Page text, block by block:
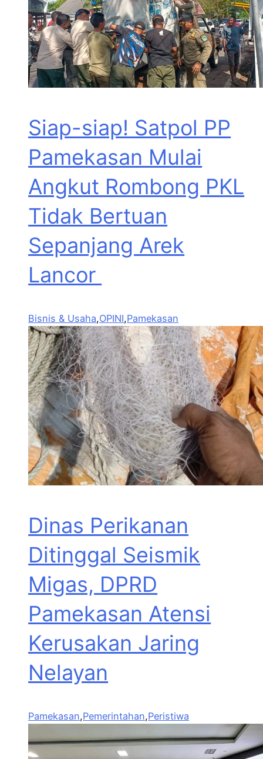
Siap-siap! Satpol PP
Pamekasan Mulai
Angkut Rombong PKL
Tidak Bertuan
Sepanjang Arek
Lancor
Bisnis & Usaha,OPINI,Pamekasan
Dinas Perikanan
Ditinggal Seismik
Migas, DPRD
Pamekasan Atensi
Kerusakan Jaring
Nelayan
Pamekasan,Pemerintahan,Peristiwa